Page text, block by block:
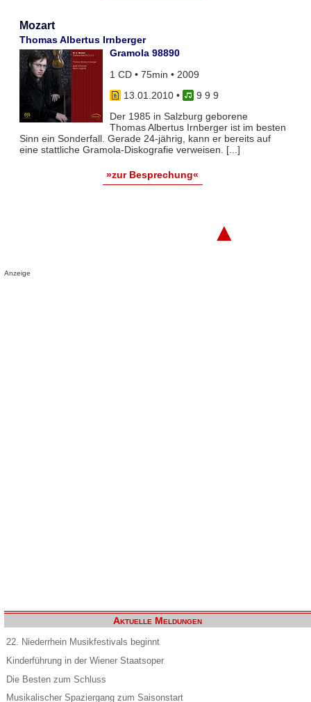
Mozart
Thomas Albertus Irnberger
Gramola 98890
1 CD • 75min • 2009
13.01.2010•
9 9 9
Der 1985 in Salzburg geborene
Thomas Albertus Irnberger ist im besten
Sinn ein Sonderfall. Gerade 24-jährig, kann er bereits auf
eine stattliche Gramola-Diskografie verweisen. [...]
»zur Besprechung«
▲
Anzeige
Aktuelle Meldungen
22. Niederrhein Musikfestivals beginnt
Kinderführung in der Wiener Staatsoper
Die Besten zum Schluss
Musikalischer Spaziergang zum Saisonstart